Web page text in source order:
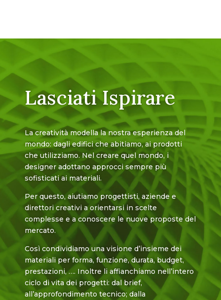
Lasciati Ispirare
La creatività modella la nostra esperienza del
mondo: dagli edifici che abitiamo, ai prodotti
che utilizziamo. Nel creare quel mondo, i
designer adottano approcci sempre più
sofisticati ai materiali.
Per questo, aiutiamo progettisti, aziende e
direttori creativi a orientarsi in scelte
complesse e a conoscere le nuove proposte del
mercato.
Così condividiamo una visione d’insieme dei
materiali per forma, funzione, durata, budget,
prestazioni, …. Inoltre li affianchiamo nell’intero
ciclo di vita dei progetti: dal brief,
all’approfondimento tecnico; dalla